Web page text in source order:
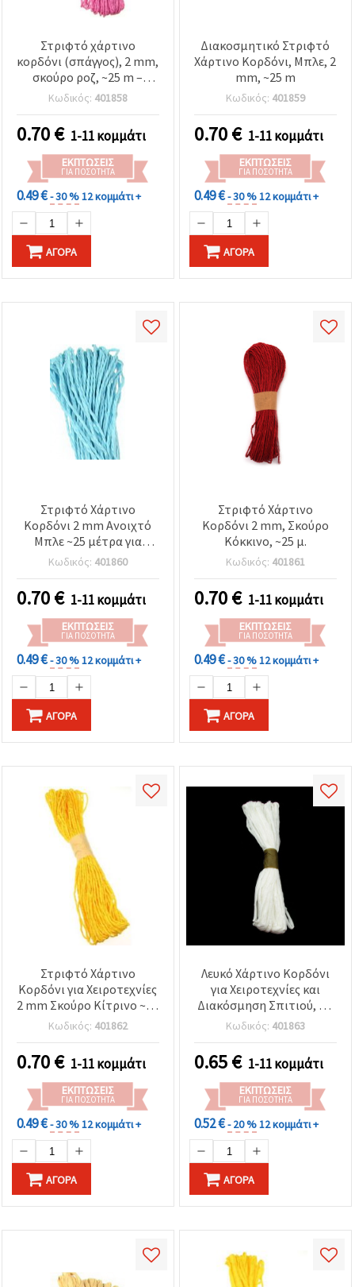
Στριφτό χάρτινο
κορδόνι (σπάγγος), 2 mm,
σκούρο ροζ, ~25 m –
Οικολογικό κορδόνι για
διακόσμηση,
χειροτεχνίες και
συσκευασία δώρων
Κωδικός: 401858
0.70€ 1-11 κομμάτι
ΕΚΠΤΏΣΕΙΣ
ΓΙΑ ΠΟΣΌΤΗΤΑ
0.49 €- 30 %12 κομμάτι +
ΑΓΟΡΆ
Διακοσμητικό Στριφτό
Χάρτινο Κορδόνι, Μπλε, 2
mm, ~25 m
Κωδικός: 401859
0.70€ 1-11 κομμάτι
ΕΚΠΤΏΣΕΙΣ
ΓΙΑ ΠΟΣΌΤΗΤΑ
0.49 €- 30 %12 κομμάτι +
ΑΓΟΡΆ
Στριφτό Χάρτινο
Κορδόνι 2 mm Ανοιχτό
Μπλε ~25 μέτρα για
χειροτεχνίες
Κωδικός: 401860
0.70€ 1-11 κομμάτι
ΕΚΠΤΏΣΕΙΣ
ΓΙΑ ΠΟΣΌΤΗΤΑ
0.49 €- 30 %12 κομμάτι +
ΑΓΟΡΆ
Στριφτό Χάρτινο
Κορδόνι 2 mm, Σκούρο
Κόκκινο, ~25 μ.
Κωδικός: 401861
0.70€ 1-11 κομμάτι
ΕΚΠΤΏΣΕΙΣ
ΓΙΑ ΠΟΣΌΤΗΤΑ
0.49 €- 30 %12 κομμάτι +
ΑΓΟΡΆ
Στριφτό Χάρτινο
Κορδόνι για Χειροτεχνίες
2 mm Σκούρο Κίτρινο ~25
μέτρα
Κωδικός: 401862
0.70€ 1-11 κομμάτι
ΕΚΠΤΏΣΕΙΣ
ΓΙΑ ΠΟΣΌΤΗΤΑ
0.49 €- 30 %12 κομμάτι +
ΑΓΟΡΆ
Λευκό Χάρτινο Κορδόνι
για Χειροτεχνίες και
Διακόσμηση Σπιτιού, 6 x
1 mm, ~15 μέτρα
Κωδικός: 401863
0.65€ 1-11 κομμάτι
ΕΚΠΤΏΣΕΙΣ
ΓΙΑ ΠΟΣΌΤΗΤΑ
0.52 €- 20 %12 κομμάτι +
ΑΓΟΡΆ